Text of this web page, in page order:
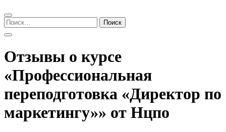
Найти:
Отзывы о курсе
«Профессиональная
переподготовка «Директор по
маркетингу»» от Нцпо